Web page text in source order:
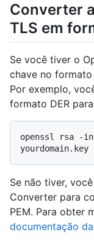
Converter
TLS em
Se você tiver o
chave no
Por exemplo,
formato DER
openssl rsa -in
Se não tiver,
Converter para
PEM. Para obter
documentação